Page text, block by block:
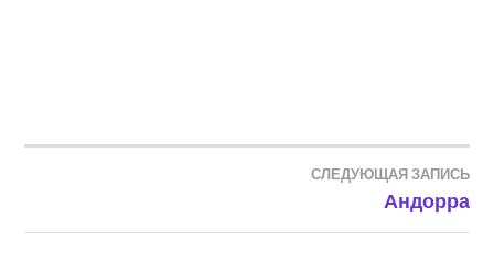
ПО
СЛЕДУЮЩАЯ ЗАПИСЬ
Андорра